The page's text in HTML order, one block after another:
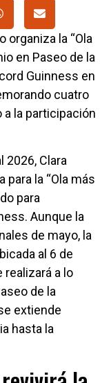
organiza la “Ola
en Paseo de la
Guinness en
cuatro
la participación
2026, Clara
la “Ola más
para
Aunque la
de mayo, la
al 6 de
a lo
de la
extiende
hasta la